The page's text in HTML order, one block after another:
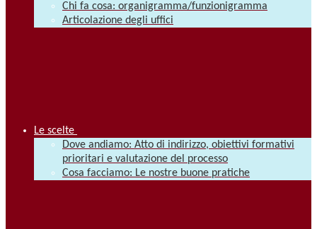
Chi fa cosa: organigramma/funzionigramma
Articolazione degli uffici
Le scelte
Dove andiamo: Atto di indirizzo, obiettivi formativi
prioritari e valutazione del processo
Cosa facciamo: Le nostre buone pratiche